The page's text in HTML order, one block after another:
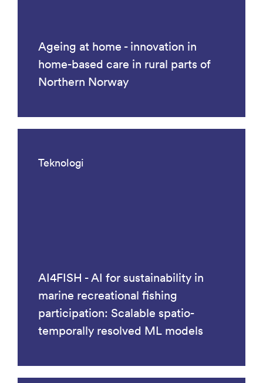
Ageing at home - innovation in
home-based care in rural parts of
Northern Norway
Teknologi
AI4FISH - AI for sustainability in
marine recreational fishing
participation: Scalable spatio-
temporally resolved ML models